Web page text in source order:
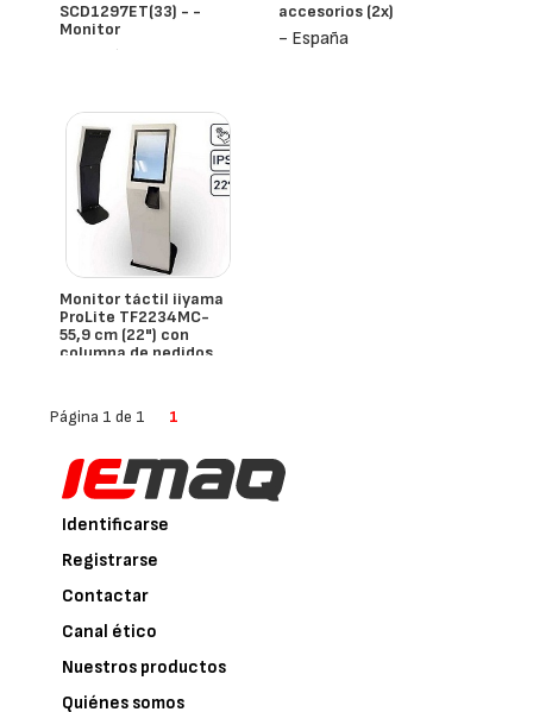
SCD1297ET(33) - -
Monitor
- España
accesorios (2x)
- España
Monitor táctil iiyama
ProLite TF2234MC-
55,9 cm (22") con
columna de pedidos
Página 1 de 1 1
Identificarse
Registrarse
Contactar
Canal ético
Nuestros productos
Quiénes somos